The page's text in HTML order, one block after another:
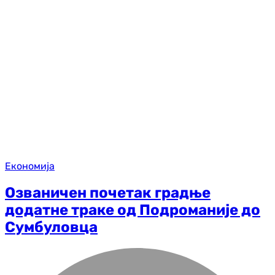
Економија
Озваничен почетак градње
додатне траке од Подроманије до
Сумбуловца